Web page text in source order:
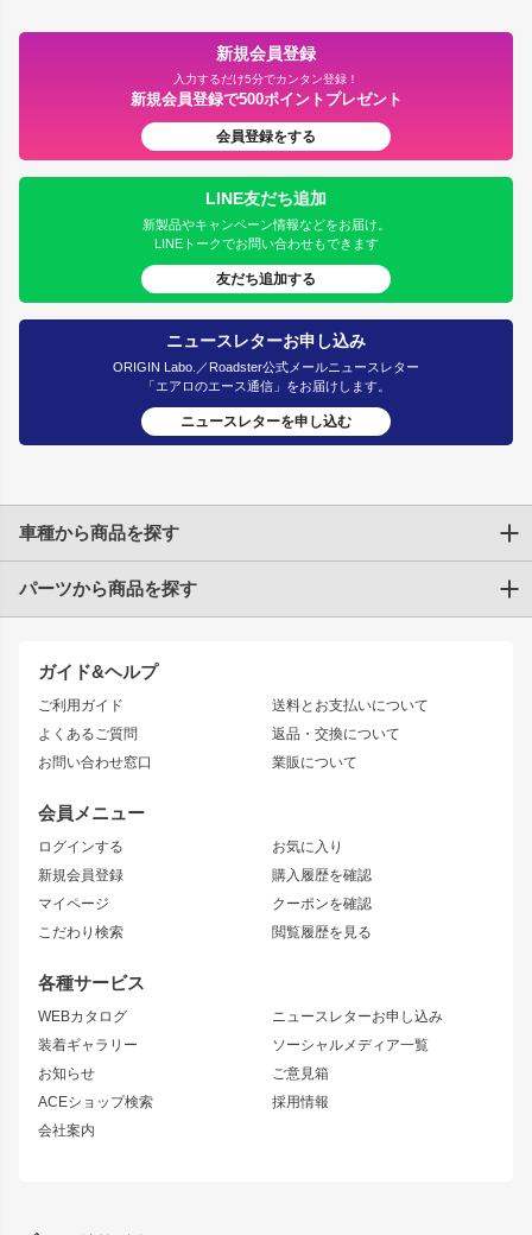
新規会員登録
入力するだけ5分でカンタン登録！
新規会員登録で500ポイントプレゼント
会員登録をする
LINE友だち追加
新製品やキャンペーン情報などをお届け。
LINEトークでお問い合わせもできます
友だち追加する
ニュースレターお申し込み
ORIGIN Labo.／Roadster公式メールニュースレター
「エアロのエース通信」をお届けします。
ニュースレターを申し込む
ガイド&ヘルプ
ご利用ガイド
よくあるご質問
お問い合わせ窓口
送料とお支払いについて
返品・交換について
業販について
会員メニュー
ログインする
新規会員登録
マイページ
こだわり検索
お気に入り
購入履歴を確認
クーポンを確認
閲覧履歴を見る
各種サービス
WEBカタログ
装着ギャラリー
お知らせ
ACEショップ検索
会社案内
ニュースレターお申し込み
ソーシャルメディア一覧
ご意見箱
採用情報
車種から商品を探す
トヨタ
JZX90 CHASER
JZX110 MARK II
JZX100 MARK II
JZX90 MARK II
トレノ
マークX
アリスト
ソアラ
アルテッツァ
ニッサン
S15 シルビア
S14 シルビア 後期
S13 シルビア
180SX
シルエイティ
ワンビア
ローレル
セフィーロ
キャラバン
スズキ
パーツから商品を探す
エアロシリーズ
ドリフトライン
風神
雷神
レーシングライン
アタックライン
ストリームライン
リアウイング
ジムニーパーツ
ホイール
MUD-S7
MUD-SR7
まつど家 鉄漢